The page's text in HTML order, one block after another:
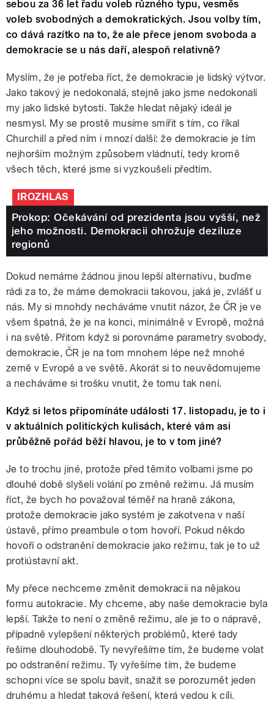
sebou za 36 let řadu voleb různého typu, vesměs
voleb svobodných a demokratických. Jsou volby tím,
co dává razítko na to, že ale přece jenom svoboda a
demokracie se u nás daří, alespoň relativně?
Myslím, že je potřeba říct, že demokracie je lidský výtvor.
Jako takový je nedokonalá, stejně jako jsme nedokonalí
my jako lidské bytosti. Takže hledat nějaký ideál je
nesmysl. My se prostě musíme smířit s tím, co říkal
Churchill a před ním i mnozí další: že demokracie je tím
nejhorším možným způsobem vládnutí, tedy kromě
všech těch, které jsme si vyzkoušeli předtím.
IROZHLAS
Prokop: Očekávání od prezidenta jsou vyšší, než
jeho možnosti. Demokracii ohrožuje deziluze
regionů
Dokud nemáme žádnou jinou lepší alternativu, buďme
rádi za to, že máme demokracii takovou, jaká je, zvlášť u
nás. My si mnohdy necháváme vnutit názor, že ČR je ve
všem špatná, že je na konci, minimálně v Evropě, možná
i na světě. Přitom když si porovnáme parametry svobody,
demokracie, ČR je na tom mnohem lépe než mnohé
země v Evropě a ve světě. Akorát si to neuvědomujeme
a necháváme si trošku vnutit, že tomu tak není.
Když si letos připomínáte události 17. listopadu, je to i
v aktuálních politických kulisách, které vám asi
průběžně pořád běží hlavou, je to v tom jiné?
Je to trochu jiné, protože před těmito volbami jsme po
dlouhé době slyšeli volání po změně režimu. Já musím
říct, že bych ho považoval téměř na hraně zákona,
protože demokracie jako systém je zakotvena v naší
ústavě, přímo preambule o tom hovoří. Pokud někdo
hovoří o odstranění demokracie jako režimu, tak je to už
protiústavní akt.
My přece nechceme změnit demokracii na nějakou
formu autokracie. My chceme, aby naše demokracie byla
lepší. Takže to není o změně režimu, ale je to o nápravě,
případně vylepšení některých problémů, které tady
řešíme dlouhodobě. Ty nevyřešíme tím, že budeme volat
po odstranění režimu. Ty vyřešíme tím, že budeme
schopni více se spolu bavit, snažit se porozumět jeden
druhému a hledat taková řešení, která vedou k cíli.